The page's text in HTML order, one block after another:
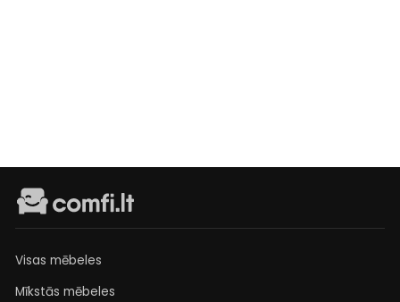
Visas mēbeles
Mīkstās mēbeles